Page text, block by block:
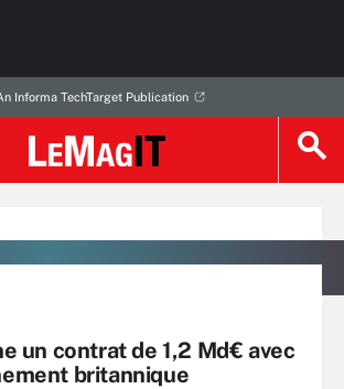
Informa TechTarget Publication
un contrat de 1,2 Md€ avec
britannique